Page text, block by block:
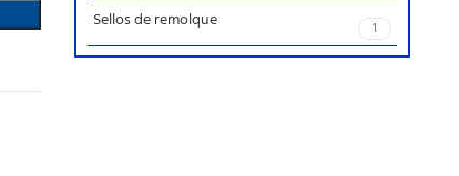
Sellos de remolque 1